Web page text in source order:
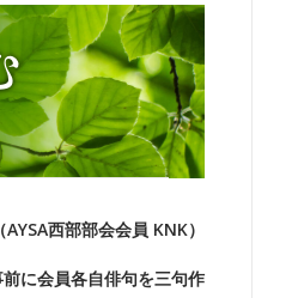
西部部会会員 KNK）
に会員各自俳句を三句作